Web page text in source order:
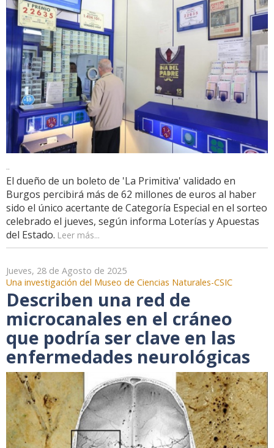
..
El dueño de un boleto de 'La Primitiva' validado en
Burgos percibirá más de 62 millones de euros al haber
sido el único acertante de Categoría Especial en el sorteo
celebrado el jueves, según informa Loterías y Apuestas
del Estado. Leer más...
Jueves, 28 de Agosto de 2025
Una investigación del Museo de Ciencias Naturales-CSIC
Describen una red de
microcanales en el cráneo
que podría ser clave en las
enfermedades neurológicas